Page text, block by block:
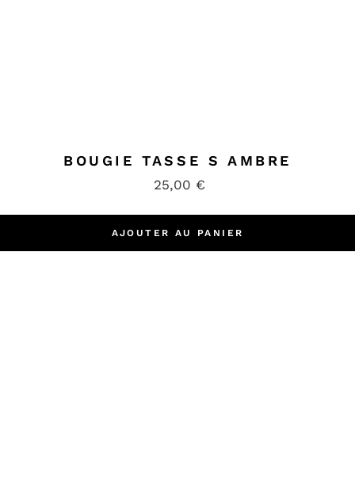
BOUGIE TASSE S AMBRE
25,00 €
AJOUTER AU PANIER